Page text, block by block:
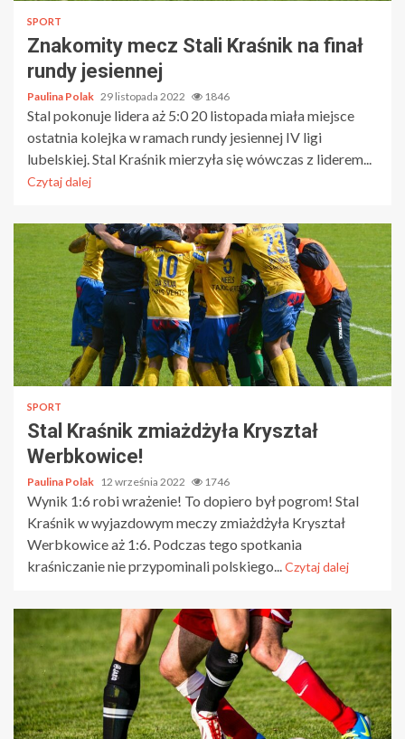
SPORT
Znakomity mecz Stali Kraśnik na finał
rundy jesiennej
Paulina Polak 29 listopada 2022 1846
Stal pokonuje lidera aż 5:0 20 listopada miała miejsce
ostatnia kolejka w ramach rundy jesiennej IV ligi
lubelskiej. Stal Kraśnik mierzyła się wówczas z liderem...
Czytaj dalej
SPORT
Stal Kraśnik zmiażdżyła Kryształ
Werbkowice!
Paulina Polak 12 września 2022 1746
Wynik 1:6 robi wrażenie! To dopiero był pogrom! Stal
Kraśnik w wyjazdowym meczy zmiażdżyła Kryształ
Werbkowice aż 1:6. Podczas tego spotkania
kraśniczanie nie przypominali polskiego...Czytaj dalej